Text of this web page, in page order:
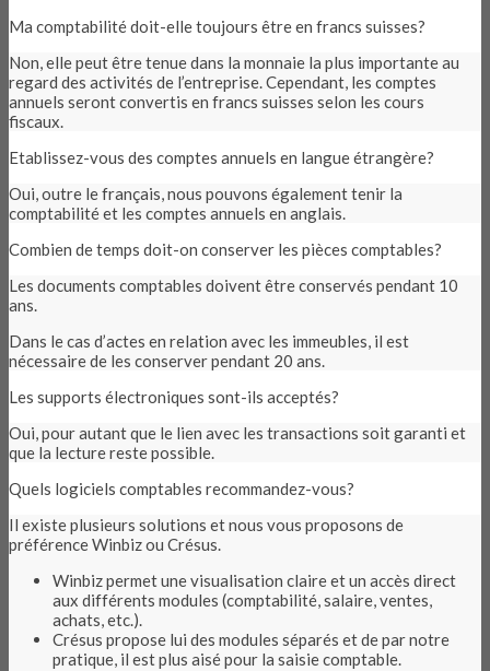
Ma comptabilité doit-elle toujours être en francs suisses?
Non, elle peut être tenue dans la monnaie la plus importante au
regard des activités de l’entreprise. Cependant, les comptes
annuels seront convertis en francs suisses selon les cours
fiscaux.
Etablissez-vous des comptes annuels en langue étrangère?
Oui, outre le français, nous pouvons également tenir la
comptabilité et les comptes annuels en anglais.
Combien de temps doit-on conserver les pièces comptables?
Les documents comptables doivent être conservés pendant 10
ans.
Dans le cas d’actes en relation avec les immeubles, il est
nécessaire de les conserver pendant 20 ans.
Les supports électroniques sont-ils acceptés?
Oui, pour autant que le lien avec les transactions soit garanti et
que la lecture reste possible.
Quels logiciels comptables recommandez-vous?
Il existe plusieurs solutions et nous vous proposons de
préférence Winbiz ou Crésus.
Winbiz permet une visualisation claire et un accès direct
aux différents modules (comptabilité, salaire, ventes,
achats, etc.).
Crésus propose lui des modules séparés et de par notre
pratique, il est plus aisé pour la saisie comptable.